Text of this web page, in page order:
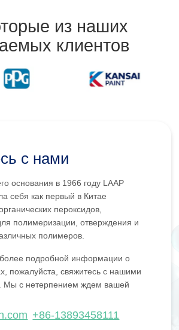
из наших
клиентов
с нами
основания в 1966 году LAAP
себя как первый в Китае
пероксидов,
полимеризации, отверждения и
полимеров.
подробной информации о
пожалуйста, свяжитесь с нашими
Мы с нетерпением ждем вашей
+86-13893458111